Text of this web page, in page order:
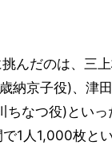
んだのは、三
納京子役)、津
ちなつ役)とい
1人1,000枚と